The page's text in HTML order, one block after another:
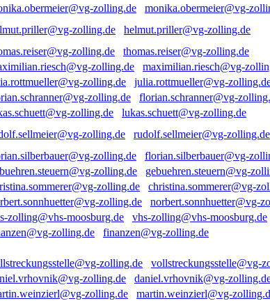
monika.obermeier@vg-
helmut.priller@vg-zolling.de
thomas.reiser@vg-zolling.de
maximilian.riesch@vg-
julia.rottmueller@vg-
florian.schranner@vg-
lukas.schuett@vg-zolling.de
rudolf.sellmeier@vg-zolling.de
florian.silberbauer@vg-
gebuehren.steuern@vg-
christina.sommerer@vg-
norbert.sonnhuetter@vg-
vhs-zolling@vhs-moosburg.de
finanzen@vg-zolling.de
vollstreckungsstelle@vg-
daniel.vrhovnik@vg-
martin.weinzierl@vg-